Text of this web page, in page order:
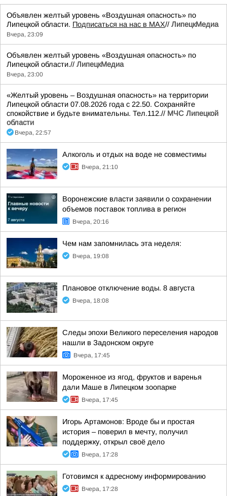
Объявлен желтый уровень «Воздушная опасность» по
Липецкой области. Подписаться на нас в МАХ// ЛипецкМедиа
Вчера, 23:09
Объявлен желтый уровень «Воздушная опасность» по
Липецкой области.// ЛипецкМедиа
Вчера, 23:00
«Желтый уровень – Воздушная опасность» на территории
Липецкой области 07.08.2026 года с 22.50. Сохраняйте
спокойствие и будьте внимательны. Тел.112.// МЧС Липецкой
области
Вчера, 22:57
Алкоголь и отдых на воде не совместимы
Вчера, 21:10
Воронежские власти заявили о сохранении
объемов поставок топлива в регион
Вчера, 20:16
Чем нам запомнилась эта неделя:
Вчера, 19:08
Плановое отключение воды. 8 августа
Вчера, 18:08
Следы эпохи Великого переселения народов
нашли в Задонском округе
Вчера, 17:45
Мороженное из ягод, фруктов и варенья
дали Маше в Липецком зоопарке
Вчера, 17:45
Игорь Артамонов: Вроде бы и простая
история – поверил в мечту, получил
поддержку, открыл своё дело
Вчера, 17:28
Готовимся к адресному информированию
Вчера, 17:28